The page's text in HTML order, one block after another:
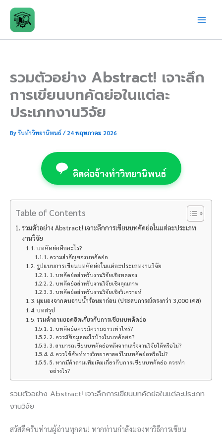
content
รวมตัวอย่าง Abstract! เจาะลึก
การเขียนบทคัดย่อในแต่ละ
ประเภทงานวิจัย
Byรับทำวิทยานิพนธ์/24 พฤษภาคม 2026
ติดต่อจ้างทำวิทยานิพนธ์
Table of Contents
รวมตัวอย่าง Abstract! เจาะลึกการเขียนบทคัดย่อในแต่ละประเภท
งานวิจัย
บทคัดย่อคืออะไร?
ความสำคัญของบทคัดย่อ
รูปแบบการเขียนบทคัดย่อในแต่ละประเภทงานวิจัย
1. บทคัดย่อสำหรับงานวิจัยเชิงทดลอง
2. บทคัดย่อสำหรับงานวิจัยเชิงคุณภาพ
3. บทคัดย่อสำหรับงานวิจัยเชิงวิเคราะห์
มุมมองจากคนอาบน้ำร้อนมาก่อน (ประสบการณ์ตรงกว่า 3,000 เคส)
บทสรุป
รวมคำถามยอดฮิตเกี่ยวกับการเขียนบทคัดย่อ
1. บทคัดย่อควรมีความยาวเท่าไหร่?
2. ควรมีข้อมูลอะไรบ้างในบทคัดย่อ?
3. สามารถเขียนบทคัดย่อหลังจากเสร็จงานวิจัยได้หรือไม่?
4. ควรใช้ศัพท์ทางวิทยาศาสตร์ในบทคัดย่อหรือไม่?
5. หากมีคำถามเพิ่มเติมเกี่ยวกับการเขียนบทคัดย่อ ควรทำ
อย่างไร?
รวมตัวอย่าง Abstract! เจาะลึกการเขียนบทคัดย่อในแต่ละประเภท
งานวิจัย
สวัสดีครับท่านผู้อ่านทุกคน! หากท่านกำลังมองหาวิธีการเขียน